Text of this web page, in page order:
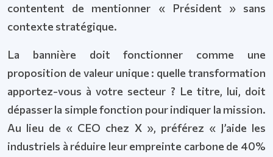
contentent de mentionner « Président » sans
contexte stratégique.
La bannière doit fonctionner comme une
proposition de valeur unique : quelle transformation
apportez-vous à votre secteur ? Le titre, lui, doit
dépasser la simple fonction pour indiquer la mission.
Au lieu de « CEO chez X », préférez « J’aide les
industriels à réduire leur empreinte carbone de 40%